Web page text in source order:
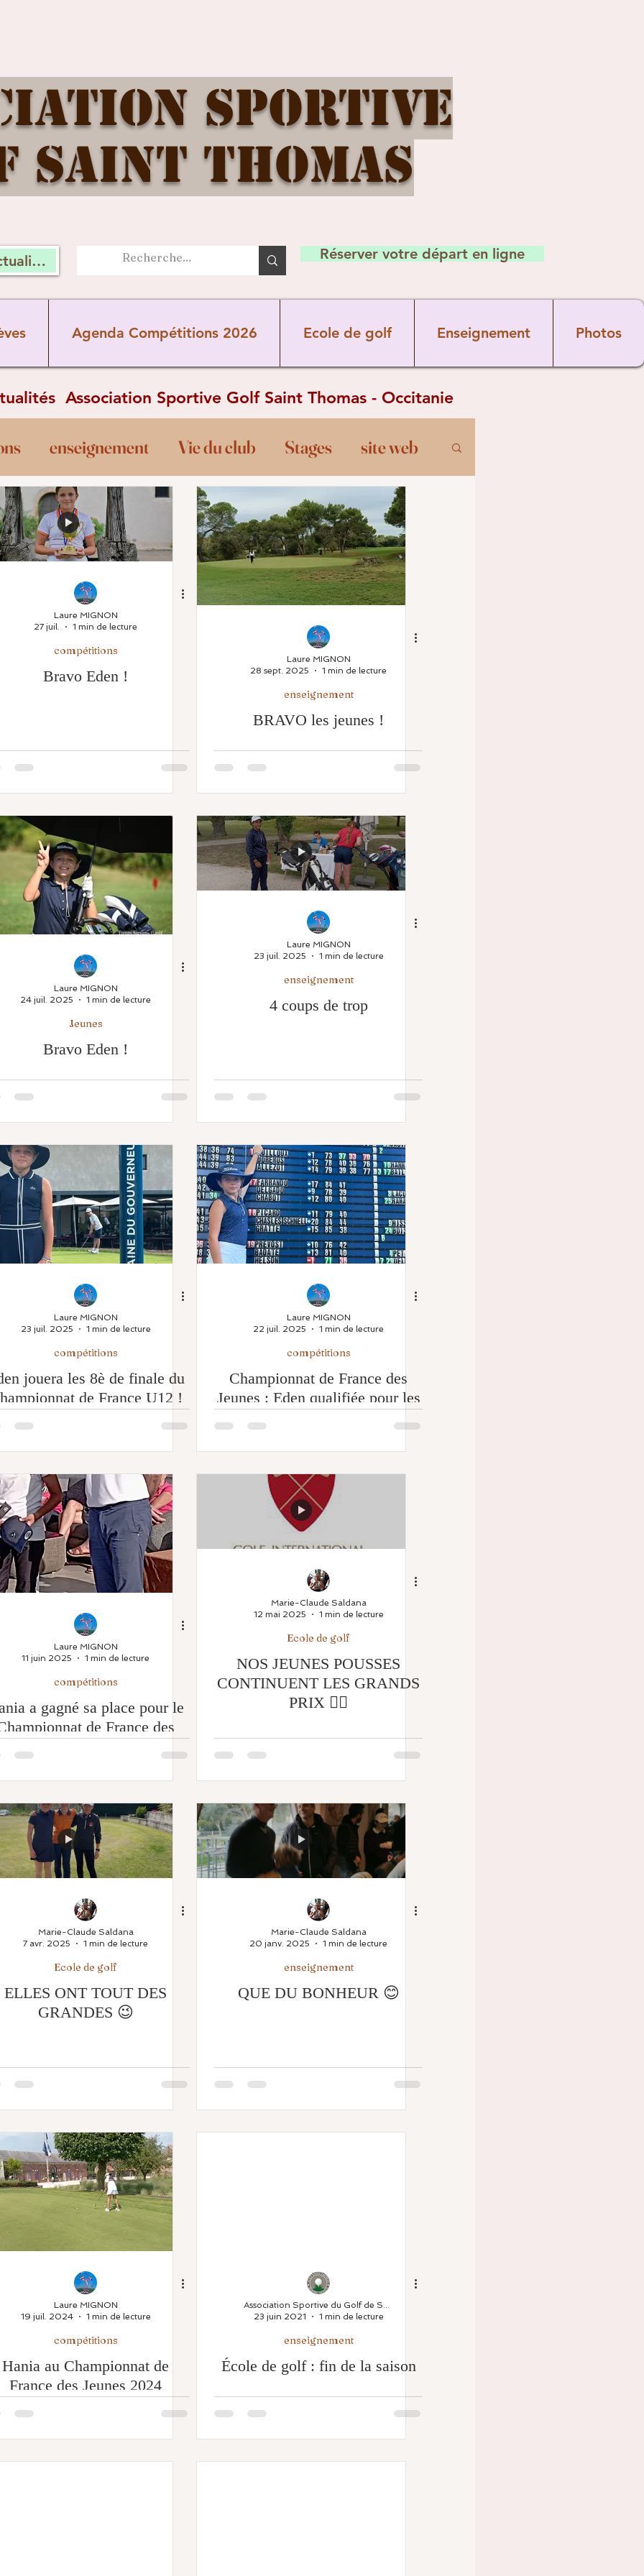
Sportive
Saint Thomas
connectez vous Réserver votre départ en ligne
Agenda Compétitions 2026 Ecole de golf Enseignement Photos
Association Sportive Golf Saint Thomas - Occitanie
enseignement Vie du club Stages site web
Divers Les Pros Cours Ecole de golf
Covid-19 comité directeur Parcours
commission sportive
RDV St Thomas enseignement
Laure MIGNON
27 juil.
1 min de lecture
compétitions
Bravo Eden !
Laure MIGNON
28 sept. 2025
1 min de lecture
enseignement
BRAVO les jeunes !
Laure MIGNON
24 juil. 2025
1 min de lecture
Jeunes
Bravo Eden !
Laure MIGNON
23 juil. 2025
1 min de lecture
enseignement
4 coups de trop
Laure MIGNON
23 juil. 2025
1 min de lecture
compétitions
jouera les 8è de finale du
de France U12 !
Laure MIGNON
22 juil. 2025
1 min de lecture
compétitions
Championnat de France des
Jeunes : Eden qualifiée pour les
Laure MIGNON
11 juin 2025
1 min de lecture
compétitions
a gagné sa place pour le
de France des
Marie-Claude Saldana
12 mai 2025
1 min de lecture
Ecole de golf
NOS JEUNES POUSSES
CONTINUENT LES GRANDS
PRIX 🏌️‍♀️
Marie-Claude Saldana
7 avr. 2025
1 min de lecture
Ecole de golf
ELLES ONT TOUT DES
GRANDES 😉
Marie-Claude Saldana
20 janv. 2025
1 min de lecture
enseignement
QUE DU BONHEUR 😊
Laure MIGNON
19 juil. 2024
1 min de lecture
compétitions
Hania au Championnat de
France des Jeunes 2024
23 juin 2021
1 min de lecture
enseignement
École de golf : fin de la saison